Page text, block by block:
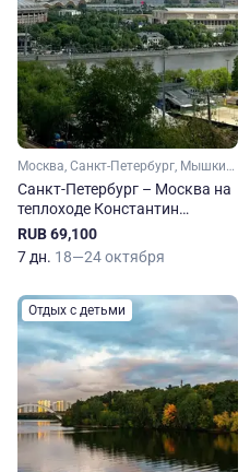
Москва, Санкт-Петербург, Мышкин, Верхние Мандроги
Санкт-Петербург – Москва на
теплоходе Константин
Симонов
RUB 69,100
7 дн. 18—24 октября
Отдых с детьми